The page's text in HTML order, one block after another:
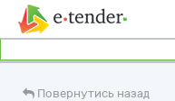
Повернутись назад